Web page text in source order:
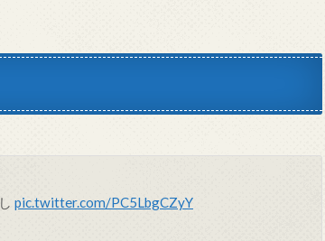
pic.twitter.com/PC5LbgCZyY